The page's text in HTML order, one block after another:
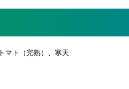
トマト（完熟）、寒天